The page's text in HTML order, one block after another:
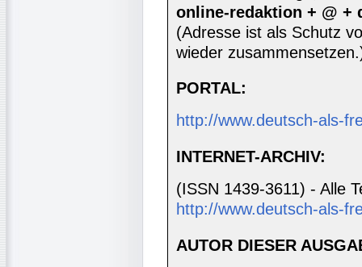
online-redaktion + @ +
(Adresse ist als Schutz
wieder
PORTAL:
http://www.deutsch-als-
INTERNET-ARCHIV:
(ISSN 1439-3611) - Alle
http://www.deutsch-als-
AUTOR DIESER